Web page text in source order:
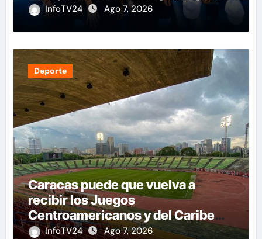
a las familias de Venezuela
InfoTV24 Ago 7, 2026
Deporte
Caracas puede que vuelva a
recibir los Juegos
Centroamericanos y del Caribe
tras mas de 70 años
InfoTV24 Ago 7, 2026